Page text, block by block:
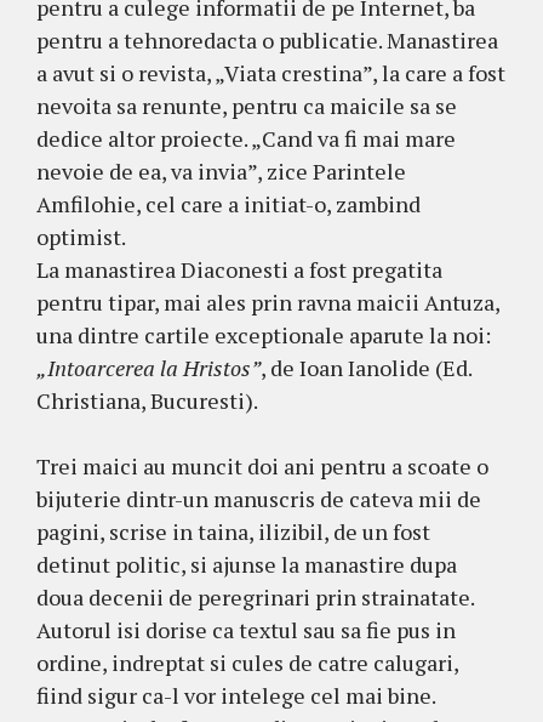
pentru a culege informatii de pe Internet, ba
pentru a tehnoredacta o publicatie. Manastirea
a avut si o revista, „Viata crestina”, la care a fost
nevoita sa renunte, pentru ca maicile sa se
dedice altor proiecte. „Cand va fi mai mare
nevoie de ea, va invia”, zice Parintele
Amfilohie, cel care a initiat-o, zambind
optimist.
La manastirea Diaconesti a fost pregatita
pentru tipar, mai ales prin ravna maicii Antuza,
una dintre cartile exceptionale aparute la noi:
„Intoarcerea la Hristos”, de Ioan Ianolide (Ed.
Christiana, Bucuresti).
Trei maici au muncit doi ani pentru a scoate o
bijuterie dintr-un manuscris de cateva mii de
pagini, scrise in taina, ilizibil, de un fost
detinut politic, si ajunse la manastire dupa
doua decenii de peregrinari prin strainatate.
Autorul isi dorise ca textul sau sa fie pus in
ordine, indreptat si cules de catre calugari,
fiind sigur ca-l vor intelege cel mai bine.